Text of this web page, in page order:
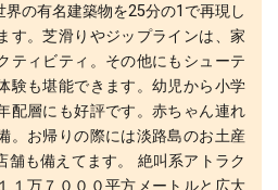
の有名建築物を25分の1で再現し
す。芝滑りやジップラインは、家
ティビティ。その他にもシューテ
験も堪能できます。幼児から小学
配層にも好評です。赤ちゃん連れ
。お帰りの際には淡路島のお土産
舗も備えてます。 絶叫系アトラク
１万７０００平方メートルと広大